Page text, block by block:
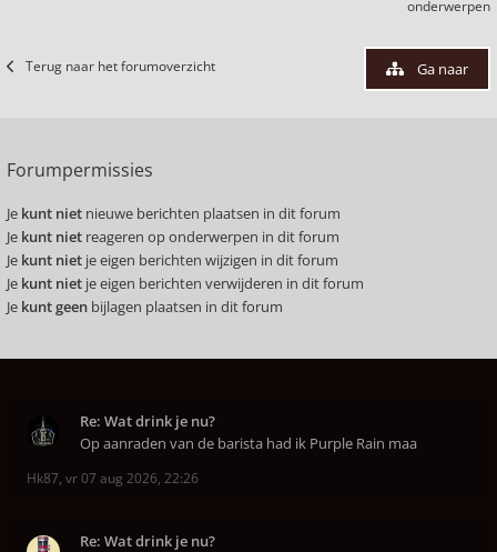
onderwerpen
Terug naar het forumoverzicht Ga naar
Forumpermissies
Je kunt niet nieuwe berichten plaatsen in dit forum
Je kunt niet reageren op onderwerpen in dit forum
Je kunt niet je eigen berichten wijzigen in dit forum
Je kunt niet je eigen berichten verwijderen in dit forum
Je kunt geen bijlagen plaatsen in dit forum
Re: Wat drink je nu?
Op aanraden van de barista had ik Purple Rain maa
Hk87, vr 07 aug 2026, 22:26
Re: Wat drink je nu?